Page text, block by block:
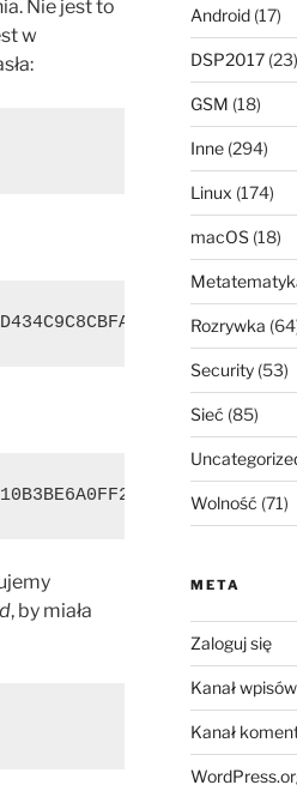
Nie jest to
w
, by miała
Android(17)
DSP2017(23)
GSM (18)
Inne(294)
Linux (174)
macOS(18)
Rozrywka
Security(53)
Sieć (85)
Wolność (71)
META
Zaloguj się
Kanał wpisów
Kanał